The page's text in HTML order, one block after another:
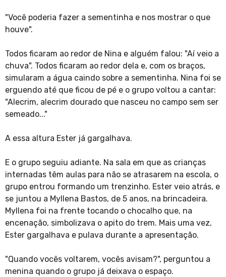
"Você poderia fazer a sementinha e nos mostrar o que
houve".
Todos ficaram ao redor de Nina e alguém falou: "Aí veio a
chuva". Todos ficaram ao redor dela e, com os braços,
simularam a água caindo sobre a sementinha. Nina foi se
erguendo até que ficou de pé e o grupo voltou a cantar:
"Alecrim, alecrim dourado que nasceu no campo sem ser
semeado..."
A essa altura Ester já gargalhava.
E o grupo seguiu adiante. Na sala em que as crianças
internadas têm aulas para não se atrasarem na escola, o
grupo entrou formando um trenzinho. Ester veio atrás, e
se juntou a Myllena Bastos, de 5 anos, na brincadeira.
Myllena foi na frente tocando o chocalho que, na
encenação, simbolizava o apito do trem. Mais uma vez,
Ester gargalhava e pulava durante a apresentação.
"Quando vocês voltarem, vocês avisam?", perguntou a
menina quando o grupo já deixava o espaço.